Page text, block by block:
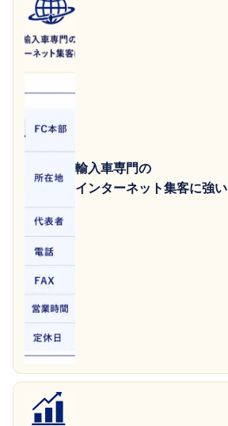
輸入車専門の
インターネット集客に強い